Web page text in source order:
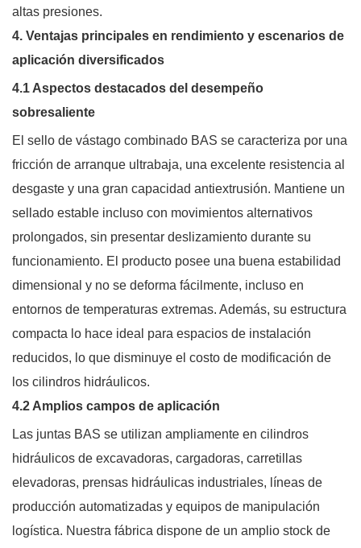
altas presiones.
4. Ventajas principales en rendimiento y escenarios de
aplicación diversificados
4.1 Aspectos destacados del desempeño
sobresaliente
El sello de vástago combinado BAS se caracteriza por una
fricción de arranque ultrabaja, una excelente resistencia al
desgaste y una gran capacidad antiextrusión. Mantiene un
sellado estable incluso con movimientos alternativos
prolongados, sin presentar deslizamiento durante su
funcionamiento. El producto posee una buena estabilidad
dimensional y no se deforma fácilmente, incluso en
entornos de temperaturas extremas. Además, su estructura
compacta lo hace ideal para espacios de instalación
reducidos, lo que disminuye el costo de modificación de
los cilindros hidráulicos.
4.2 Amplios campos de aplicación
Las juntas BAS se utilizan ampliamente en cilindros
hidráulicos de excavadoras, cargadoras, carretillas
elevadoras, prensas hidráulicas industriales, líneas de
producción automatizadas y equipos de manipulación
logística. Nuestra fábrica dispone de un amplio stock de